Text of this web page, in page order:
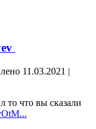
11.03.2021 |
то что вы сказали